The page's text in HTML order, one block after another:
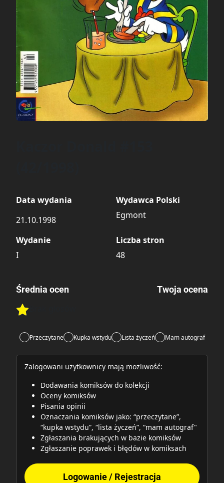
Data wydania
21.10.1998
Wydawca Polski
Egmont
Wydanie
I
Liczba stron
48
Średnia ocen
Rate this item:
Twoja ocena
Przeczytane Kupka wstydu Lista życzeń Mam autograf
Zalogowani użytkownicy mają możliwość:
Dodawania komiksów do kolekcji
Oceny komiksów
Pisania opinii
Oznaczania komiksów jako: “przeczytane”,
“kupka wstydu”, “lista życzeń”, “mam autograf"
Zgłaszania brakujących w bazie komiksów
Zgłaszanie poprawek i błędów w komiksach
Logowanie / Rejestracja